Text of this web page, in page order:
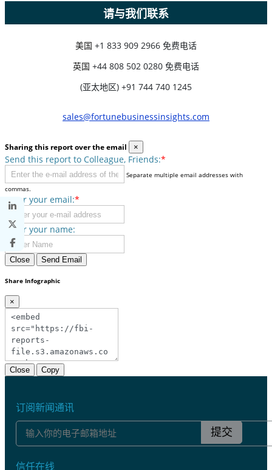
请与我们联系
美国 +1 833 909 2966 免费电话
英国 +44 808 502 0280 免费电话
(亚太地区) +91 744 740 1245
sales@fortunebusinessinsights.com
Sharing this report over the email ×
Send this report to Colleague, Friends:*
Separate multiple email addresses with
commas.
Enter your email:*
Enter your name:
Close Send Email
Share Infographic
×
Close Copy
订阅新闻通讯
提交
信任在线